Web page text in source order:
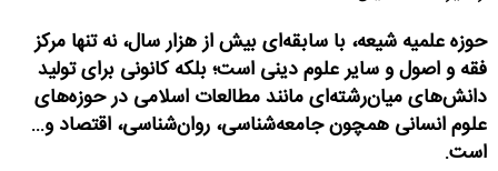
حوزه علمیه شیعه، با سابقه‌ای بیش از هزار سال، نه تنها مرکز
فقه و اصول و سایر علوم دینی است؛ بلکه کانونی برای تولید
دانش‌های میان‌رشته‌ای مانند مطالعات اسلامی در حوزه‌های
علوم انسانی همچون جامعه‌شناسی، روان‌شناسی، اقتصاد و...
است.